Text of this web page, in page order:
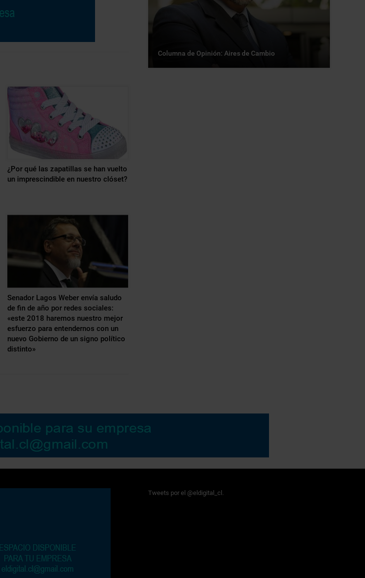
¿Por qué las zapatillas se han vuelto
un imprescindible en nuestro clóset?
Senador Lagos Weber envía saludo
de fin de año por redes sociales:
«este 2018 haremos nuestro mejor
esfuerzo para entendernos con un
nuevo Gobierno de un signo político
distinto»
Columna de Opinión: Aires de Cambio
Tweets por el @eldigital_cl.